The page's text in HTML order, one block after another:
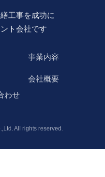
工事を成功に
ト会社です
事業内容
会社概要
わせ
All rights reserved.